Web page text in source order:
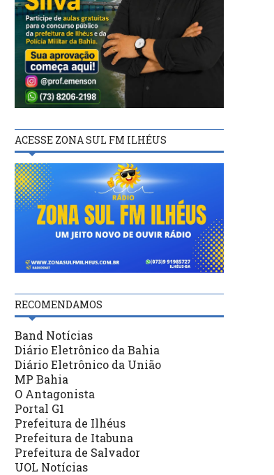
ACESSE ZONA SUL FM ILHÉUS
RECOMENDAMOS
Band Notícias
Diário Eletrônico da Bahia
Diário Eletrônico da União
MP Bahia
O Antagonista
Portal G1
Prefeitura de Ilhéus
Prefeitura de Itabuna
Prefeitura de Salvador
UOL Notícias